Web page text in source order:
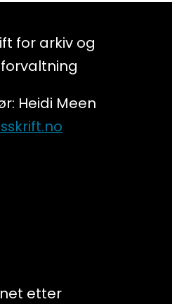
for arkiv og
Heidi Meen
etter